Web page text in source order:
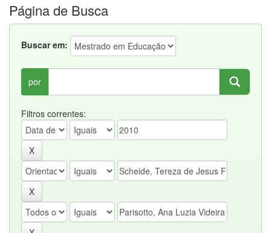
Página de Busca
Buscar em:
por
Filtros correntes: